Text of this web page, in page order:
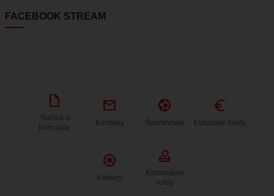
FACEBOOK STREAM
draft
Tlačivá a
formuláre
mail
Kontakty
sports_and_outdoors
Športoviská
Euro
Európske fondy
Camera
Kamery
how_to_vote
Komunálne
voľby